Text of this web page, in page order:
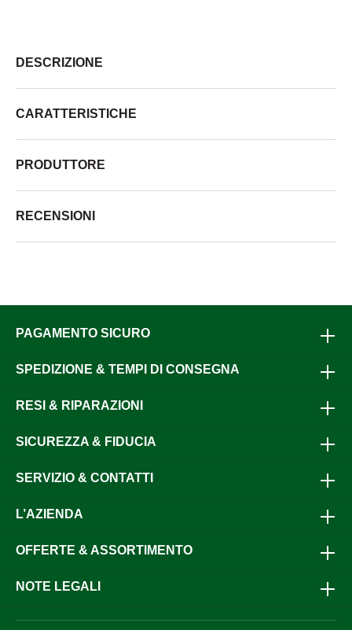
DESCRIZIONE
CARATTERISTICHE
PRODUTTORE
RECENSIONI
PAGAMENTO SICURO
SPEDIZIONE & TEMPI DI CONSEGNA
RESI & RIPARAZIONI
SICUREZZA & FIDUCIA
SERVIZIO & CONTATTI
L’AZIENDA
OFFERTE & ASSORTIMENTO
NOTE LEGALI